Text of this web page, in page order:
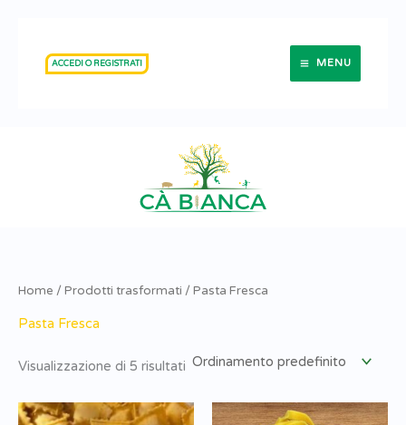
contenutoACCEDI O REGISTRATI MENU
Home /Prodotti trasformati / Pasta Fresca
Pasta Fresca
Visualizzazione di 5 risultati